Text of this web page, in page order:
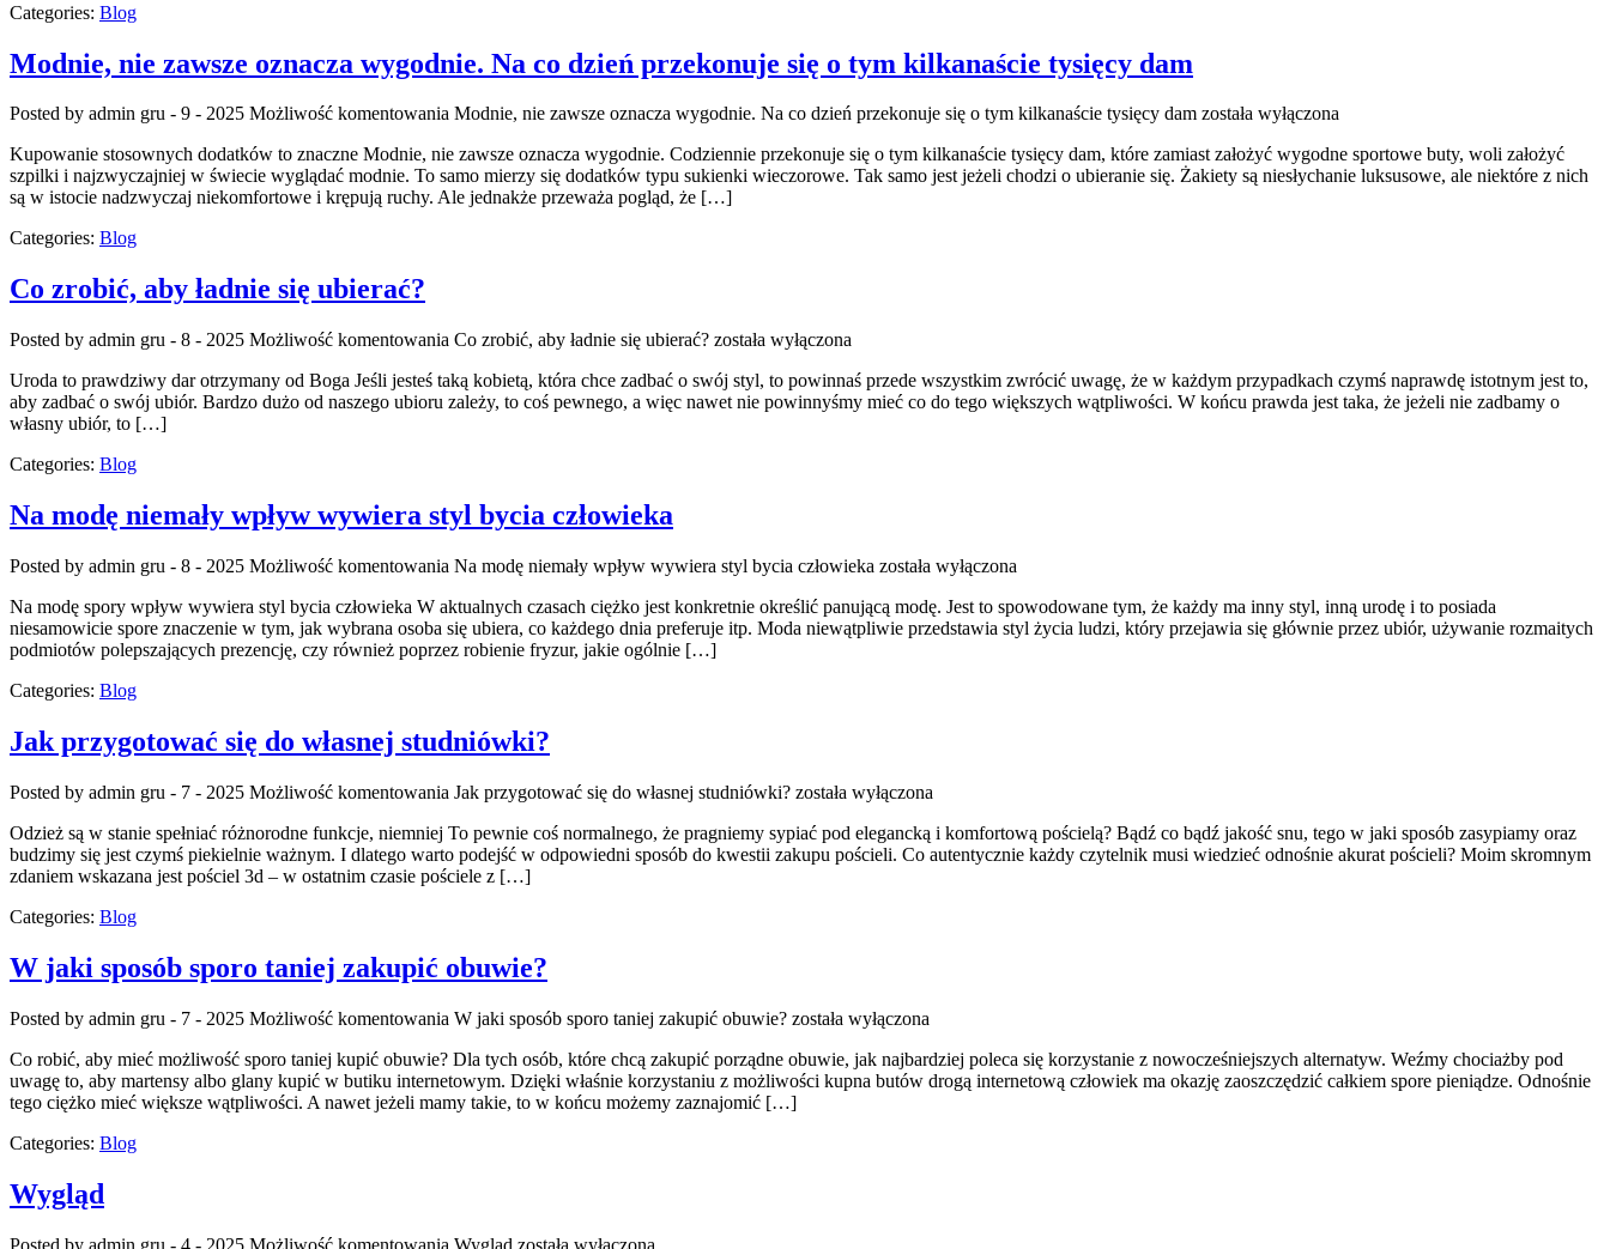
Categories: Blog
Modnie, nie zawsze oznacza wygodnie. Na co dzień przekonuje się o tym kilkanaście tysięcy dam
Posted by admin gru - 9 - 2025 Możliwość komentowania Modnie, nie zawsze oznacza wygodnie. Na co dzień przekonuje się o tym kilkanaście tysięcy dam została wyłączona
Kupowanie stosownych dodatków to znaczne Modnie, nie zawsze oznacza wygodnie. Codziennie przekonuje się o tym kilkanaście tysięcy dam, które zamiast założyć wygodne sportowe buty, woli założyć
szpilki i najzwyczajniej w świecie wyglądać modnie. To samo mierzy się dodatków typu sukienki wieczorowe. Tak samo jest jeżeli chodzi o ubieranie się. Żakiety są niesłychanie luksusowe, ale niektóre z nich
są w istocie nadzwyczaj niekomfortowe i krępują ruchy. Ale jednakże przeważa pogląd, że […]
Categories: Blog
Co zrobić, aby ładnie się ubierać?
Posted by admin gru - 8 - 2025 Możliwość komentowania Co zrobić, aby ładnie się ubierać? została wyłączona
Uroda to prawdziwy dar otrzymany od Boga Jeśli jesteś taką kobietą, która chce zadbać o swój styl, to powinnaś przede wszystkim zwrócić uwagę, że w każdym przypadkach czymś naprawdę istotnym jest to,
aby zadbać o swój ubiór. Bardzo dużo od naszego ubioru zależy, to coś pewnego, a więc nawet nie powinnyśmy mieć co do tego większych wątpliwości. W końcu prawda jest taka, że jeżeli nie zadbamy o
własny ubiór, to […]
Categories: Blog
Na modę niemały wpływ wywiera styl bycia człowieka
Posted by admin gru - 8 - 2025 Możliwość komentowania Na modę niemały wpływ wywiera styl bycia człowieka została wyłączona
Na modę spory wpływ wywiera styl bycia człowieka W aktualnych czasach ciężko jest konkretnie określić panującą modę. Jest to spowodowane tym, że każdy ma inny styl, inną urodę i to posiada
niesamowicie spore znaczenie w tym, jak wybrana osoba się ubiera, co każdego dnia preferuje itp. Moda niewątpliwie przedstawia styl życia ludzi, który przejawia się głównie przez ubiór, używanie rozmaitych
podmiotów polepszających prezencję, czy również poprzez robienie fryzur, jakie ogólnie […]
Categories: Blog
Jak przygotować się do własnej studniówki?
Posted by admin gru - 7 - 2025 Możliwość komentowania Jak przygotować się do własnej studniówki? została wyłączona
Odzież są w stanie spełniać różnorodne funkcje, niemniej To pewnie coś normalnego, że pragniemy sypiać pod elegancką i komfortową pościelą? Bądź co bądź jakość snu, tego w jaki sposób zasypiamy oraz
budzimy się jest czymś piekielnie ważnym. I dlatego warto podejść w odpowiedni sposób do kwestii zakupu pościeli. Co autentycznie każdy czytelnik musi wiedzieć odnośnie akurat pościeli? Moim skromnym
zdaniem wskazana jest pościel 3d – w ostatnim czasie pościele z […]
Categories: Blog
W jaki sposób sporo taniej zakupić obuwie?
Posted by admin gru - 7 - 2025 Możliwość komentowania W jaki sposób sporo taniej zakupić obuwie? została wyłączona
Co robić, aby mieć możliwość sporo taniej kupić obuwie? Dla tych osób, które chcą zakupić porządne obuwie, jak najbardziej poleca się korzystanie z nowocześniejszych alternatyw. Weźmy chociażby pod
uwagę to, aby martensy albo glany kupić w butiku internetowym. Dzięki właśnie korzystaniu z możliwości kupna butów drogą internetową człowiek ma okazję zaoszczędzić całkiem spore pieniądze. Odnośnie
tego ciężko mieć większe wątpliwości. A nawet jeżeli mamy takie, to w końcu możemy zaznajomić […]
Categories: Blog
Wygląd
Posted by admin gru - 4 - 2025 Możliwość komentowania Wygląd została wyłączona